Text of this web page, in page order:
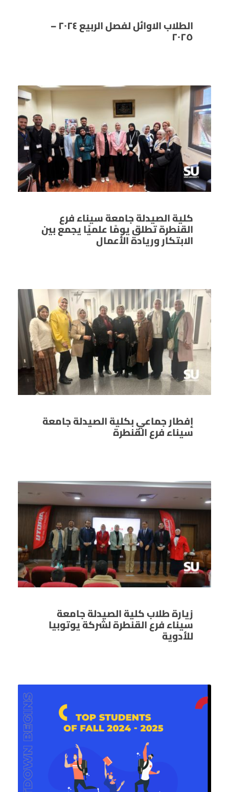
الطلاب الاوائل لفصل الربيع ٢٠٢٤ –
٢٠٢٥
كلية الصيدلة جامعة سيناء فرع
القنطرة تطلق يومًا علميًا يجمع بين
الابتكار وريادة الأعمال
إفطار جماعي بكلية الصيدلة جامعة
سيناء فرع القنطرة
زيارة طلاب كلية الصيدلة جامعة
سيناء فرع القنطرة لشركة يوتوبيا
للأدوية